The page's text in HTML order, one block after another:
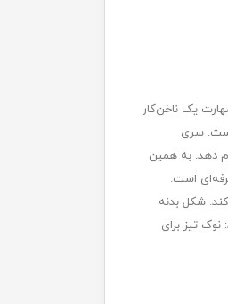
یک ناخن‌کار
سری
دهد. به همین
است.
شکل بدنه
تیز برای